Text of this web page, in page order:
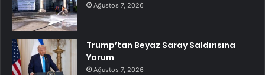
Ağustos 7, 2026
Trump’tan Beyaz Saray Saldırısına
Yorum
Ağustos 7, 2026